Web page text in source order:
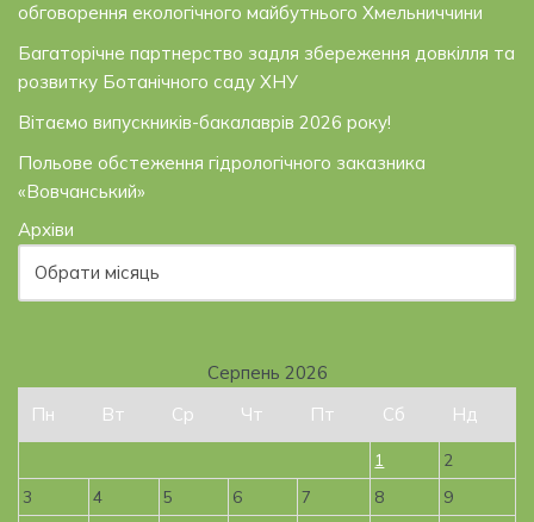
обговорення екологічного майбутнього Хмельниччини
Багаторічне партнерство задля збереження довкілля та
розвитку Ботанічного саду ХНУ
Вітаємо випускників-бакалаврів 2026 року!
Польове обстеження гідрологічного заказника
«Вовчанський»
Архіви
Серпень 2026
Пн
Вт Ср Чт Пт Сб Нд
1
2
3
4 5 6 7 8 9